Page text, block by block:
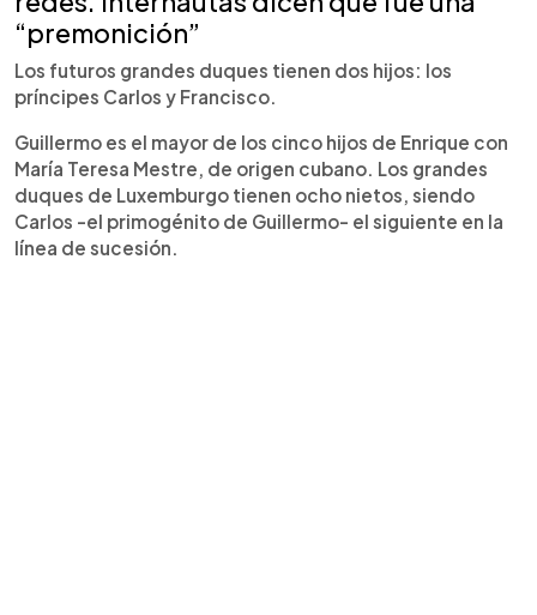
“premonición”
Los futuros grandes duques tienen dos hijos: los
príncipes Carlos y Francisco.
Guillermo es el mayor de los cinco hijos de Enrique con
María Teresa Mestre, de origen cubano. Los grandes
duques de Luxemburgo tienen ocho nietos, siendo
Carlos -el primogénito de Guillermo- el siguiente en la
línea de sucesión.